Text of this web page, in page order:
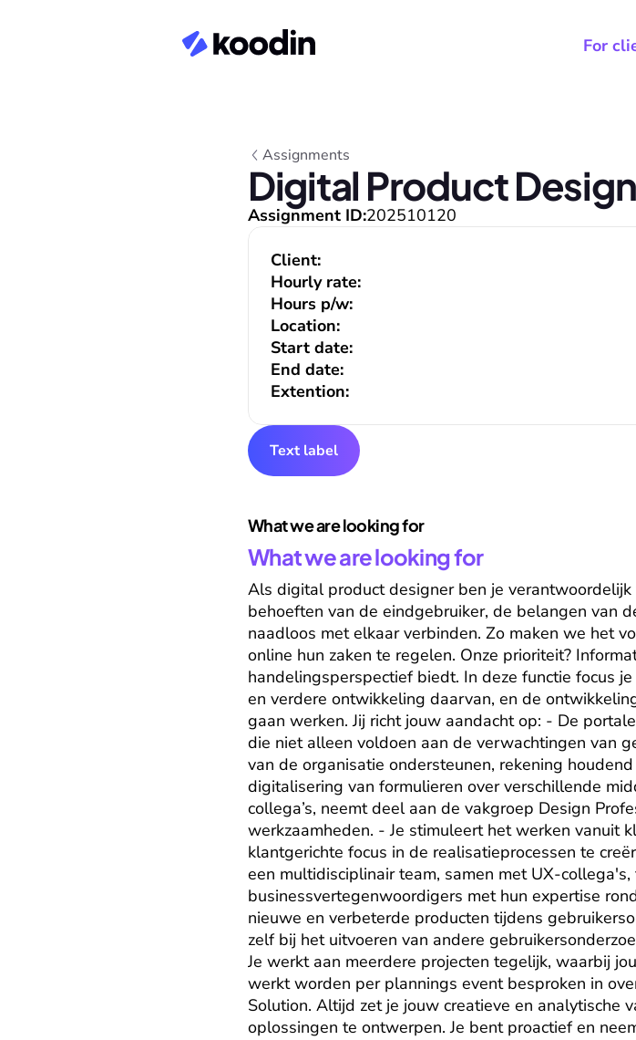
For
Assignments
Digital Product
Assignment ID:202510120
Start date:
End date:
Extention:
Client:
Hourly rate:
Hours p/w:
Location:
Text label
What we are looking for
What we are looking for
Als digital product designer ben je
behoeften van de eindgebruiker, de belangen van
naadloos met elkaar verbinden. Zo maken we het
online hun zaken te regelen. Onze prioriteit?
handelingsperspectief biedt. In deze functie focus
en verdere ontwikkeling daarvan, en de
gaan werken. Jij richt jouw aandacht op: - De
die niet alleen voldoen aan de verwachtingen van
van de organisatie ondersteunen, rekening
digitalisering van formulieren over verschillende
collega’s, neemt deel aan de vakgroep Design
werkzaamheden. - Je stimuleert het werken vanuit
klantgerichte focus in de realisatieprocessen te
een multidisciplinair team, samen met UX-
businessvertegenwoordigers met hun expertise
nieuwe en verbeterde producten tijdens
zelf bij het uitvoeren van andere
Je werkt aan meerdere projecten tegelijk, waarbij
werkt worden per plannings event besproken in
Solution. Altijd zet je jouw creatieve en analytische
oplossingen te ontwerpen. Je bent proactief en